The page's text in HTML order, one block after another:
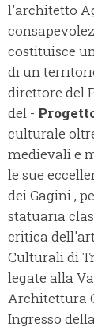
l'architetto
costituisce
di un
direttore del
del -
culturale
medievali e
le sue
dei Gagini ,
statuaria
critica
Culturali di
legate alla
Architettura
Ingresso